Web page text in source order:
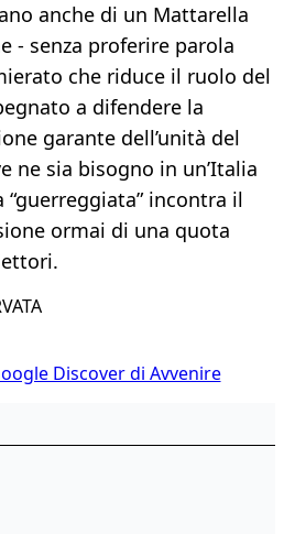
anche di un Mattarella
- senza proferire parola
che riduce il ruolo del
a difendere la
garante dell’unità del
ne sia bisogno in un’Italia
incontra il
ormai di una quota
Discover di Avvenire